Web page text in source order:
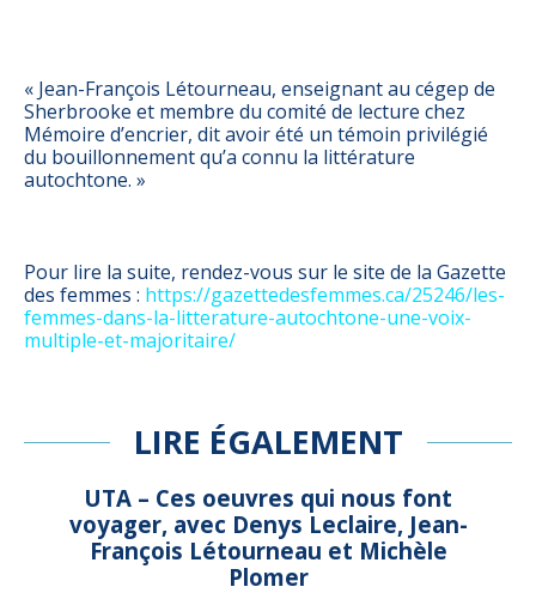
« Jean-François Létourneau, enseignant au cégep de
Sherbrooke et membre du comité de lecture chez
Mémoire d’encrier, dit avoir été un témoin privilégié
du bouillonnement qu’a connu la littérature
autochtone. »
Pour lire la suite, rendez-vous sur le site de la Gazette
des femmes : https://gazettedesfemmes.ca/25246/les-
femmes-dans-la-litterature-autochtone-une-voix-
multiple-et-majoritaire/
LIRE ÉGALEMENT
UTA – Ces oeuvres qui nous font
voyager, avec Denys Leclaire, Jean-
François Létourneau et Michèle
Plomer